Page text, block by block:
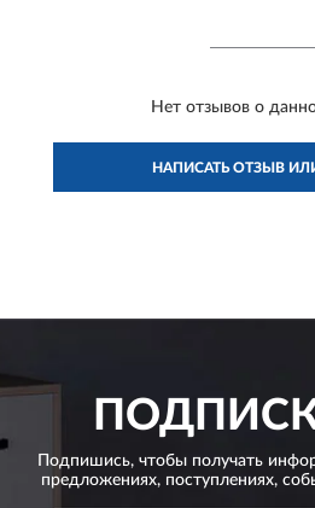
Нет отзывов о
НАПИСАТЬ ОТЗЫВ
Подпишись, чтобы получать
предложениях, поступлениях,